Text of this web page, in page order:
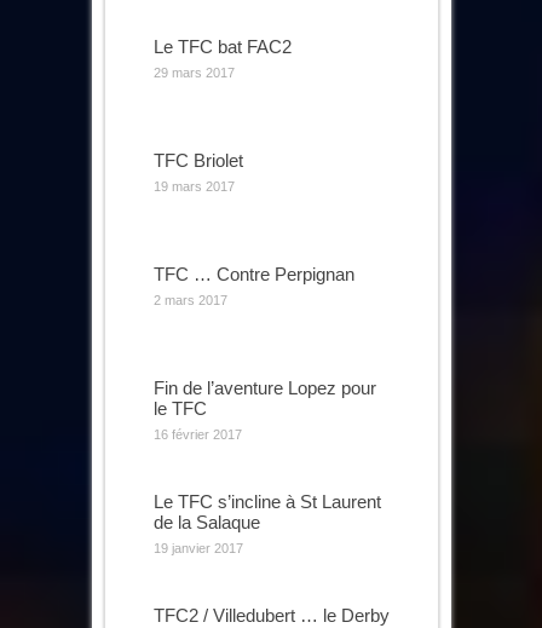
Le TFC bat FAC2
29 mars 2017
TFC Briolet
19 mars 2017
TFC … Contre Perpignan
2 mars 2017
Fin de l’aventure Lopez pour
le TFC
16 février 2017
Le TFC s’incline à St Laurent
de la Salaque
19 janvier 2017
TFC2 / Villedubert … le Derby